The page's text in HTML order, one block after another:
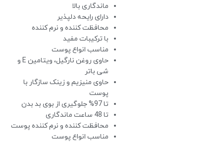
ماندگاری بالا
دارای رایحه دلپذیر
محافظت کننده و نرم کننده
با ترکیبات مفید
مناسب انواع پوست
حاوی روغن نارگیل، ویتامین E و
شی باتر
حاوی منیزیم و زینک سازگار با
پوست
تا 97% جلوگیری از بوی بد بدن
تا 48 ساعت ماندگاری
محافظت کننده و نرم کننده پوست
مناسب انواع پوست